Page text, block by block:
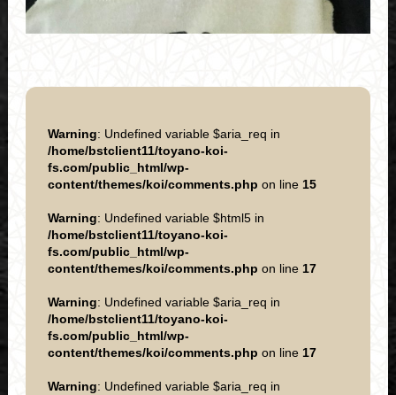
Warning: Undefined variable $aria_req in
/home/bstclient11/toyano-koi-
fs.com/public_html/wp-
content/themes/koi/comments.php on line 15
Warning: Undefined variable $html5 in
/home/bstclient11/toyano-koi-
fs.com/public_html/wp-
content/themes/koi/comments.php on line 17
Warning: Undefined variable $aria_req in
/home/bstclient11/toyano-koi-
fs.com/public_html/wp-
content/themes/koi/comments.php on line 17
Warning: Undefined variable $aria_req in